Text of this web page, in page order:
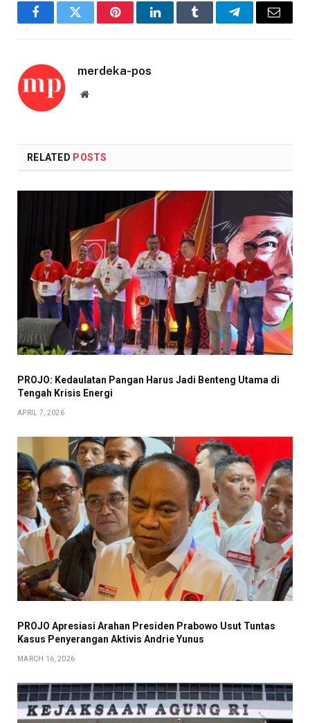
FacebookTwitter PinterestLinkedInTumblr TelegramEmail
merdeka-pos
Website
RELATED POSTS
PROJO: Kedaulatan Pangan Harus Jadi Benteng Utama di
Tengah Krisis Energi
APRIL 7, 2026
PROJO Apresiasi Arahan Presiden Prabowo Usut Tuntas
Kasus Penyerangan Aktivis Andrie Yunus
MARCH 16, 2026